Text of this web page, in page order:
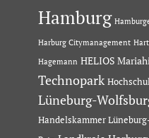
Hamburg
Harburg Citymanagement
Hagemann HELIOS
Technopark
Lüneburg-
Handelskammer